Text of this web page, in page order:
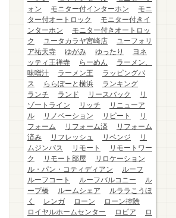
ォン
モニター付インターホン
モニ
ター付オートロック
モニター付きイ
ンターホン
モニター付きオートロッ
ク
ユータカラヤ宮崎店
ユーフォリ
ア祐天寺
ゆがみ ゆったり
ヨネ
ッティ王禅寺
らーめん
ラーメン、
味噌汁
ラーメン王
ラッピングバ
ス
ららぽーと横浜
ランキング
ランチ
ランド リースバック
リ
ゾートライン
リッチ
リニューア
ル
リノベーション リピート
リ
フォーム
リフォーム済
リフォーム
済み
リフレッシュ リベンジ
リ
ムジンバス
リモート
リモートワー
ク
リモート部屋
リロケーション
ル・パン・コティディアン
ルーフ
ルーフコート
ルーフバルコニー
ル
ープ橋
ルームシェア
ルララこうほ
く
レンガ ローン
ローン控除
ロイヤルホームセンター
ロピア
ロ